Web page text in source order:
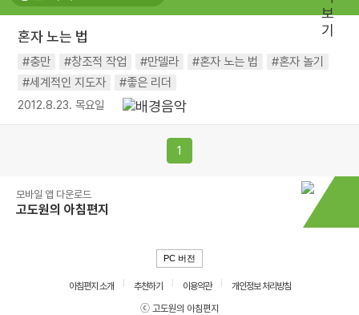
#희망
#나눔 #친구 #링컨학교
#독서
#건강
혼자 노는 법
#충만 #창조적 작업 #만델라 #혼자 노는 법
#혼자 놀기
#세계적인 지도자
#좋은 리더
2012.8.23. 목요일
1
모바일 앱 다운로드
고도원의 아침편지
PC 버전
아침편지 소개 추천하기 이용약관
개인정보 처리방침
ⓒ 고도원의 아침편지